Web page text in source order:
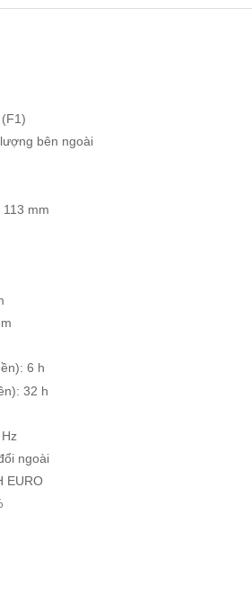
bên ngoài
mm
6 h
32 h
ngoài
EURO